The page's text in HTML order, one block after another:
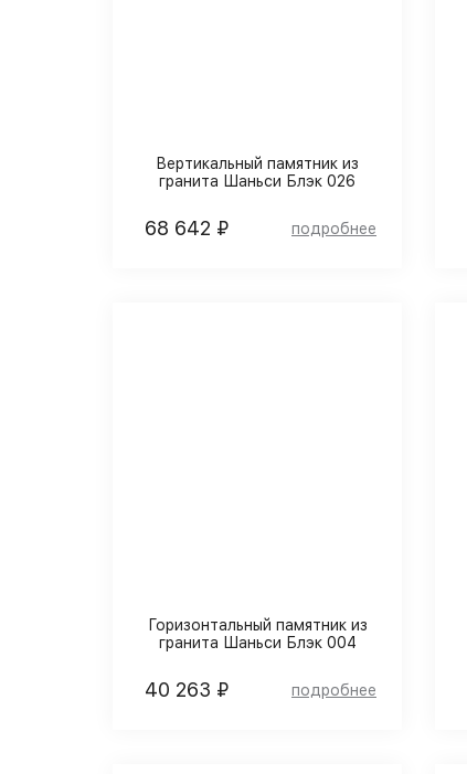
Вертикальный памятник из
гранита Шаньси Блэк 026
68 642 ₽
Горизонтальный памятник из
гранита Шаньси Блэк 004
40 263 ₽